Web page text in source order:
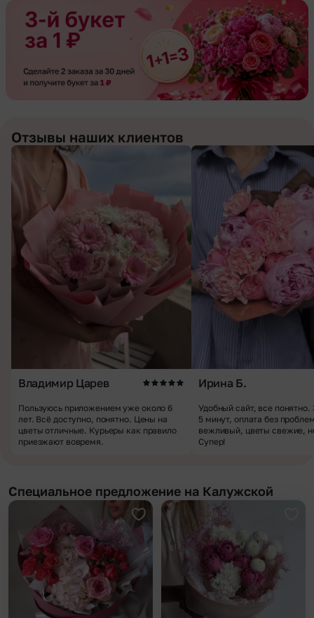
Отзывы наших клиентов
Владимир Царев
Пользуюсь приложением уже около 6
лет. Всё доступно, понятно. Цены на
цветы отличные. Курьеры как правило
приезжают вовремя.
Ирина Б.
Удобный сайт, все понятно.
5 минут, оплата без
вежливый, цветы свежие,
Супер!
Специальное предложение на Калужской
Добавить в избранное